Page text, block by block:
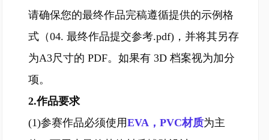
请确保您的最终作品完稿遵循提供的示例格
式（04. 最终作品提交参考.pdf)，并将其另存
为A3尺寸的 PDF。如果有 3D 档案视为加分
项。
2.作品要求
(1)参赛作品必须使用EVA，PVC材质为主